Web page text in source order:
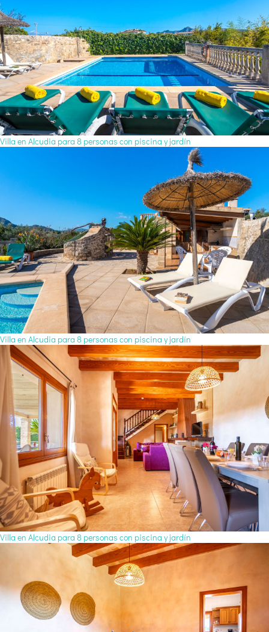
Villa en Alcudia para 8 personas con piscina y jardín
Villa en Alcudia para 8 personas con piscina y jardín
Villa en Alcudia para 8 personas con piscina y jardín